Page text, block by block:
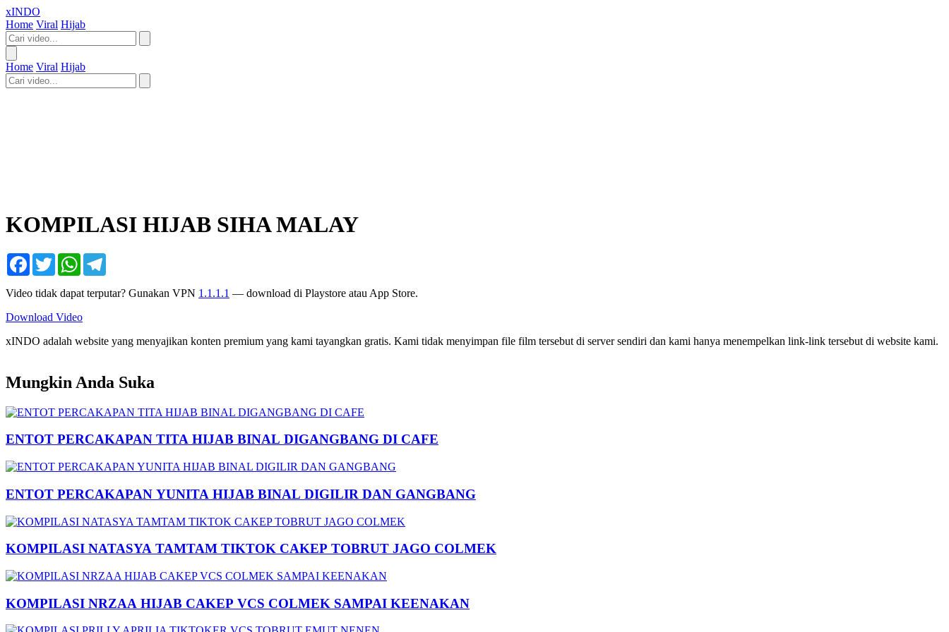
xINDO
Home Viral Hijab
Home Viral Hijab
KOMPILASI HIJAB SIHA MALAY
Facebook
TwitterWhatsApp
Video tidak dapat terputar? Gunakan VPN 1.1.1.1 — download di Playstore atau App Store.
Download Video
xINDO adalah website yang menyajikan konten premium yang kami tayangkan gratis. Kami tidak menyimpan file film tersebut di server sendiri dan kami hanya menempelkan link-link tersebut di website kami.
Mungkin Anda Suka
ENTOT PERCAKAPAN TITA HIJAB BINAL DIGANGBANG DI CAFE
ENTOT PERCAKAPAN YUNITA HIJAB BINAL DIGILIR DAN GANGBANG
KOMPILASI NATASYA TAMTAM TIKTOK CAKEP TOBRUT JAGO COLMEK
KOMPILASI NRZAA HIJAB CAKEP VCS COLMEK SAMPAI KEENAKAN